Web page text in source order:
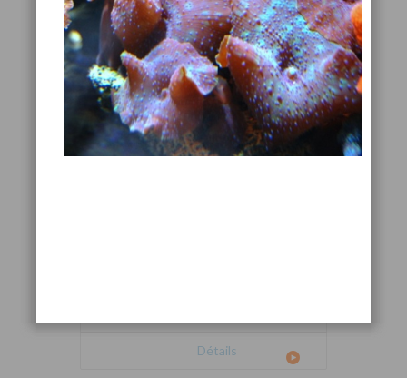
Canthigaster valentini
Détails
Détails